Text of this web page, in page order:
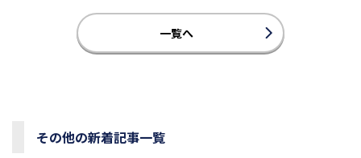
一覧へ
その他の新着記事一覧